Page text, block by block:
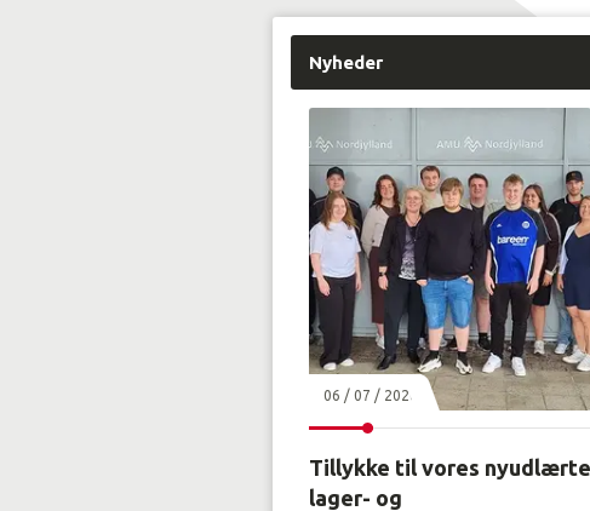
Nyheder
06 / 07 / 2026
Tillykke til vores nyudlærte
lager- og